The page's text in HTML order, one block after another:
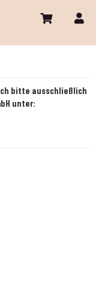
bitte ausschließlich
unter: